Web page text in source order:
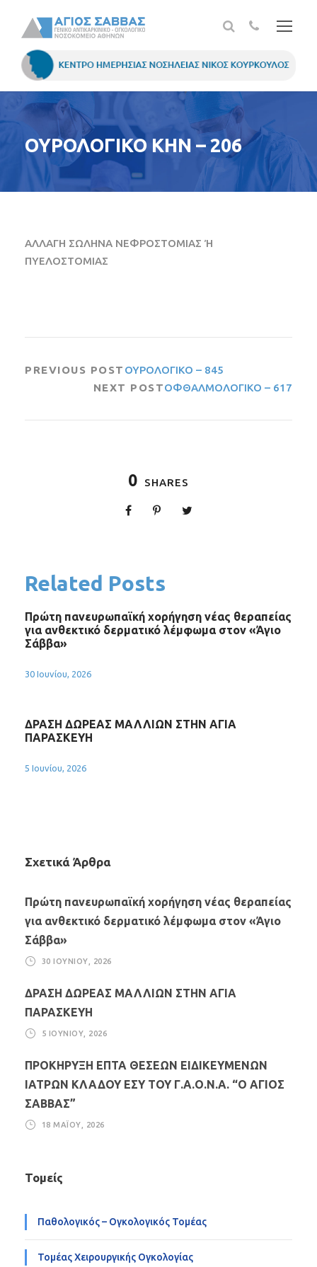
ΟΥΡΟΛΟΓΙΚΟ ΚΗΝ – 206
ΑΛΛΑΓΗ ΣΩΛΗΝΑ ΝΕΦΡΟΣΤΟΜΙΑΣ Ή
ΠΥΕΛΟΣΤΟΜΙΑΣ
PREVIOUS POST ΟΥΡΟΛΟΓΙΚΟ – 845
NEXT POSTΟΦΘΑΛΜΟΛΟΓΙΚΟ – 617
0 SHARES
Related Posts
Πρώτη πανευρωπαϊκή χορήγηση νέας θεραπείας
για ανθεκτικό δερματικό λέμφωμα στον «Άγιο
Σάββα»
30 Ιουνίου, 2026
ΔΡΑΣΗ ΔΩΡΕΑΣ ΜΑΛΛΙΩΝ ΣΤΗΝ ΑΓΙΑ
ΠΑΡΑΣΚΕΥΗ
5 Ιουνίου, 2026
Σχετικά Άρθρα
Πρώτη πανευρωπαϊκή χορήγηση νέας θεραπείας
για ανθεκτικό δερματικό λέμφωμα στον «Άγιο
Σάββα»
30 ΙΟΥΝΊΟΥ, 2026
ΔΡΑΣΗ ΔΩΡΕΑΣ ΜΑΛΛΙΩΝ ΣΤΗΝ ΑΓΙΑ
ΠΑΡΑΣΚΕΥΗ
5 ΙΟΥΝΊΟΥ, 2026
ΠΡΟΚΗΡΥΞΗ ΕΠΤΑ ΘΕΣΕΩΝ ΕΙΔΙΚΕΥΜΕΝΩΝ
ΙΑΤΡΩΝ ΚΛΑΔΟΥ ΕΣΥ ΤΟΥ Γ.Α.Ο.Ν.Α. “Ο ΑΓΙΟΣ
ΣΑΒΒΑΣ”
18 ΜΑΪ́ΟΥ, 2026
Τομείς
Παθολογικός – Ογκολογικός Τομέας
Τομέας Χειρουργικής Ογκολογίας